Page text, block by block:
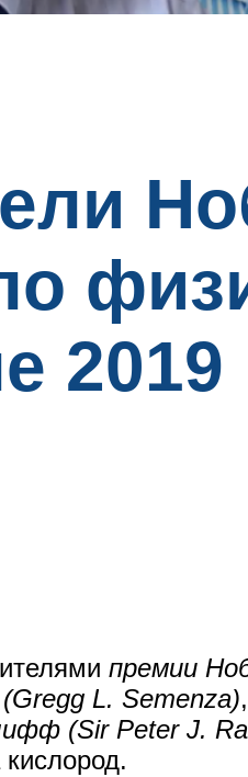
2019
премии
L. Semenza),
(Sir Peter J.